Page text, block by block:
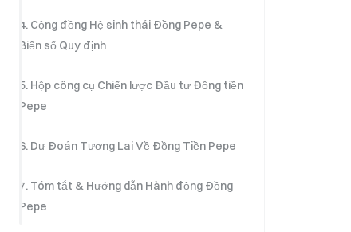
4. Cộng đồng Hệ sinh thái Đồng Pepe &
Biến số Quy định
5. Hộp công cụ Chiến lược Đầu tư Đồng tiền
Pepe
6. Dự Đoán Tương Lai Về Đồng Tiền Pepe
7. Tóm tắt & Hướng dẫn Hành động Đồng
Pepe